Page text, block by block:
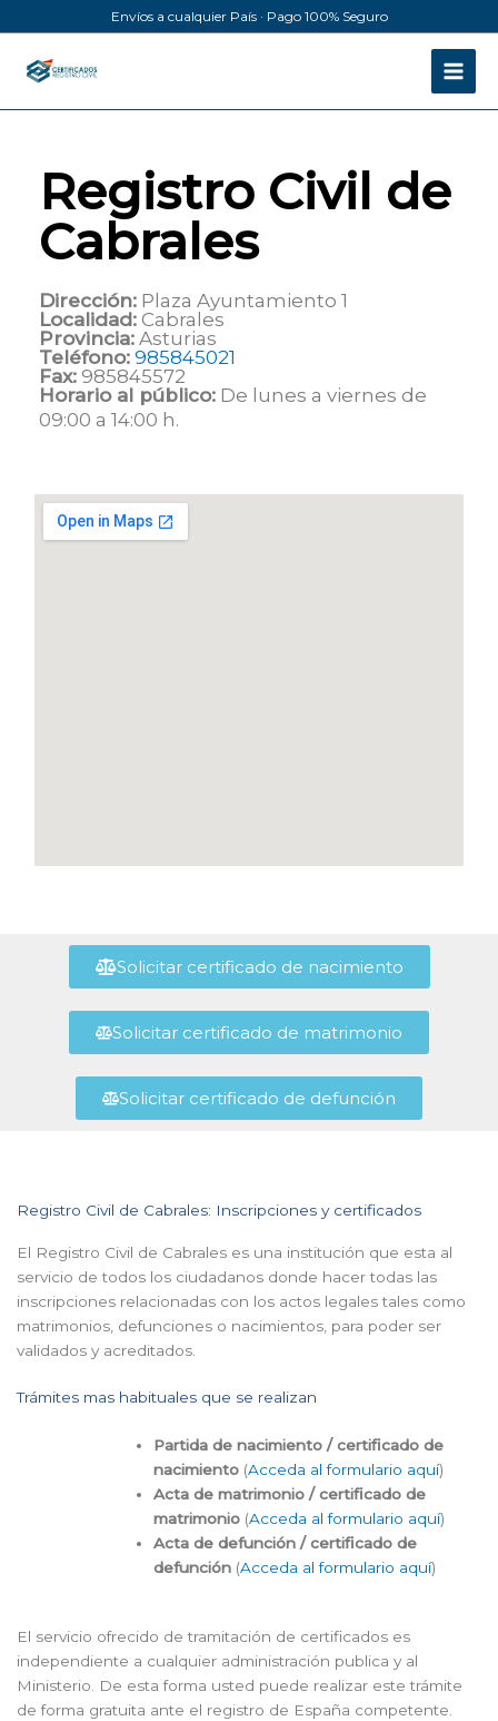
al
contenido
Envíos a cualquier País · Pago 100% Seguro
Registro Civil de
Cabrales
Dirección: Plaza Ayuntamiento 1
Localidad: Cabrales
Provincia: Asturias
Teléfono: 985845021
Fax: 985845572
Horario al público: De lunes a viernes de
09:00 a 14:00 h.
Solicitar certificado de nacimiento
Solicitar certificado de matrimonio
Solicitar certificado de defunción
Registro Civil de Cabrales: Inscripciones y certificados
El Registro Civil de Cabrales es una institución que esta al
servicio de todos los ciudadanos donde hacer todas las
inscripciones relacionadas con los actos legales tales como
matrimonios, defunciones o nacimientos, para poder ser
validados y acreditados.
Trámites mas habituales que se realizan
Partida de nacimiento / certificado de
nacimiento (Acceda al formulario aquí)
Acta de matrimonio / certificado de
matrimonio (Acceda al formulario aquí)
Acta de defunción / certificado de
defunción (Acceda al formulario aquí)
El servicio ofrecido de tramitación de certificados es
independiente a cualquier administración publica y al
Ministerio. De esta forma usted puede realizar este trámite
de forma gratuita ante el registro de España competente.